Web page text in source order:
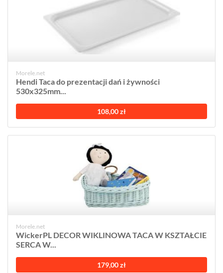
Morele.net
Hendi Taca do prezentacji dań i żywności
530x325mm...
108,00 zł
Morele.net
WickerPL DECOR WIKLINOWA TACA W KSZTAŁCIE
SERCA W...
179,00 zł